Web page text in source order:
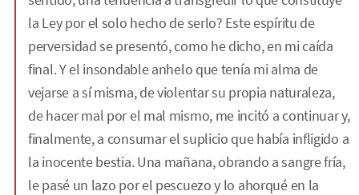
la Ley por el solo hecho de serlo? Este espíritu de
perversidad se presentó, como he dicho, en mi caída
final. Y el insondable anhelo que tenía mi alma de
vejarse a sí misma, de violentar su propia naturaleza,
de hacer mal por el mal mismo, me incitó a continuar y,
finalmente, a consumar el suplicio que había infligido a
la inocente bestia. Una mañana, obrando a sangre fría,
le pasé un lazo por el pescuezo y lo ahorqué en la